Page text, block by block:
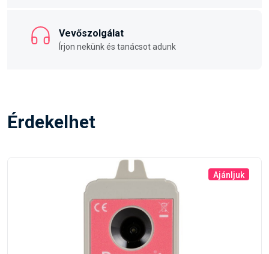
Vevőszolgálat
Írjon nekünk és tanácsot adunk
Érdekelhet
Ajánljuk